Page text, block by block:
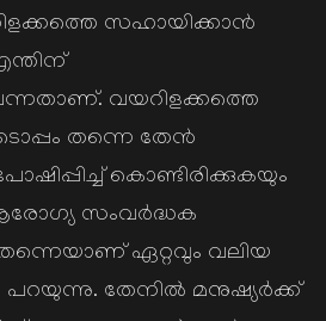
സഹായിക്കാന്‍
വയറിളക്കത്തെ
തന്നെ തേന്‍
കൊണ്ടിരിക്കുകയും
സംവര്‍ദ്ധക
ഏറ്റവും വലിയ
തേനില്‍ മനുഷ്യര്‍ക്ക്